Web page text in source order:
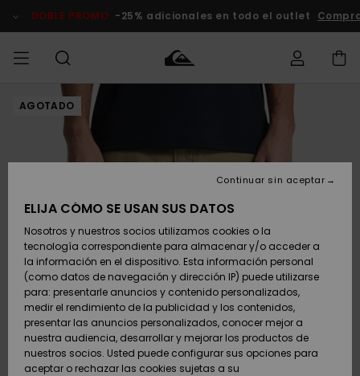
del
DOBLE PROMO -25% adicionales en todo el outlet
HOMBRE
Zapatos y
chanclas
Surf
Snow
Zapatos y
chanclas
Surf
Snow
Destacados
Snow
SURF
Highlights
Comunidad
SNOW
Snow Niños
Tienda
Snow Mujer
Destacados
DOBLE
PROMO
Outlet
Mujer
Envio
Devoluciones
Pago
Tarjeta de
regalo
Quiksilver
Freedom
AGOTADO
ELIJA CÓMO SE USAN SUS DATOS
Nosotros y nuestros socios utilizamos cookies o la
tecnología correspondiente para almacenar y/o acceder a
la información en el dispositivo. Esta información personal
(como datos de navegación y dirección IP) puede utilizarse
para: presentarle anuncios y contenido personalizados,
medir el rendimiento de la publicidad y los contenidos,
presentar las anuncios personalizados, conocer mejor a
nuestra audiencia, desarrollar y mejorar los productos de
nuestros socios. Usted puede configurar sus opciones para
aceptar o rechazar las cookies sujetas a su
Continuar sin aceptar